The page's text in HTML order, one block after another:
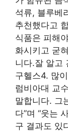
석류, 블루베
추천했다고
식품은 피해
화시키고 굳
니다.잘 알고
구헬스4. 많
럼비아대 교
말합니다. 그
다”며 “웃는
구 결과도 있